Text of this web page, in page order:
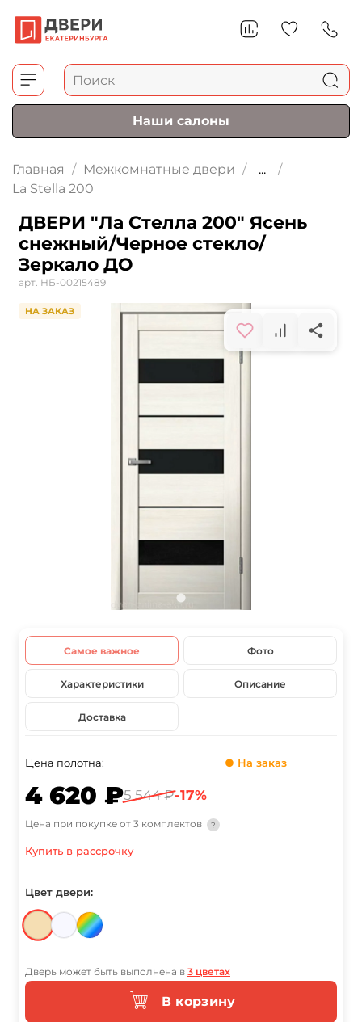
Наши салоны
Главная Межкомнатные двери
...
La Stella 200
ДВЕРИ "Ла Стелла 200" Ясень
снежный/Черное стекло/
Зеркало ДО
арт. НБ-00215489
НА ЗАКАЗ
Самое важное Фото
Характеристики Описание
Доставка
Цена полотна: ● На заказ
4 620 ₽5 544 ₽-17%
Цена при покупке от 3 комплектов ?
Купить в рассрочку
Цвет двери:
Дверь может быть выполнена в 3 цветах
В корзину